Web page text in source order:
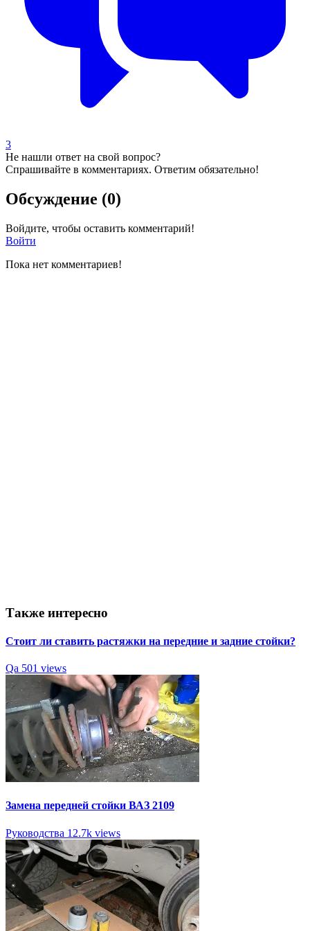
3
Не нашли ответ на свой вопрос?
Спрашивайте в комментариях. Ответим обязательно!
Обсуждение (0)
Войдите, чтобы оставить комментарий!
Войти
Пока нет комментариев!
Также интересно
Стоит ли ставить растяжки на передние и задние стойки?
Qa 501 views
Замена передней стойки ВАЗ 2109
Руководства 12.7k views